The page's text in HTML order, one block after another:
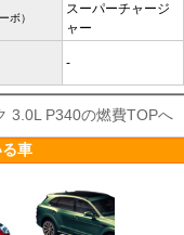
ボ）
スーパーチャージ
ャー
-
3.0L P340の燃費TOPへ
車